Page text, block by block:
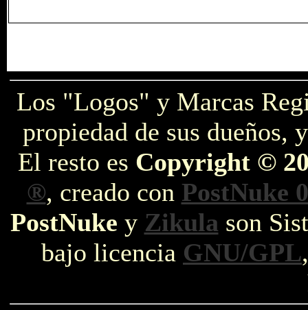
Los "Logos" y Marcas
propiedad de sus dueños,
El resto es Copyright ©
®, creado con PostNuke
PostNuke y Zikula son
bajo licencia GNU/GPL